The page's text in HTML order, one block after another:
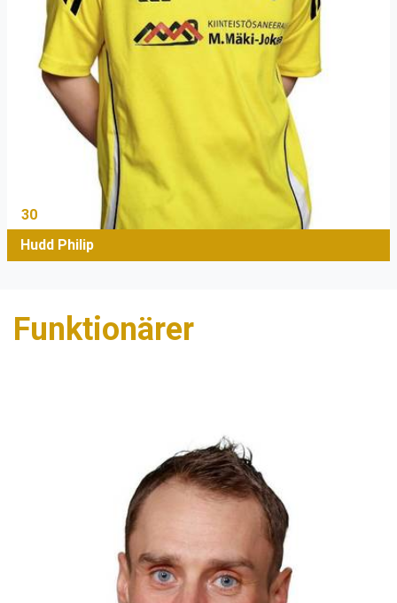
30
Hudd Philip
Funktionärer